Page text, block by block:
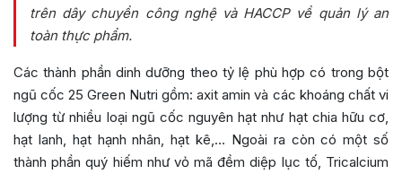
trên dây chuyền công nghệ và HACCP về quản lý an
toàn thực phẩm.
Các thành phần dinh dưỡng theo tỷ lệ phù hợp có trong bột
ngũ cốc 25 Green Nutri gồm: axit amin và các khoáng chất vi
lượng từ nhiều loại ngũ cốc nguyên hạt như hạt chia hữu cơ,
hạt lanh, hạt hạnh nhân, hạt kê,… Ngoài ra còn có một số
thành phần quý hiếm như vỏ mã đềm diệp lục tố, Tricalcium